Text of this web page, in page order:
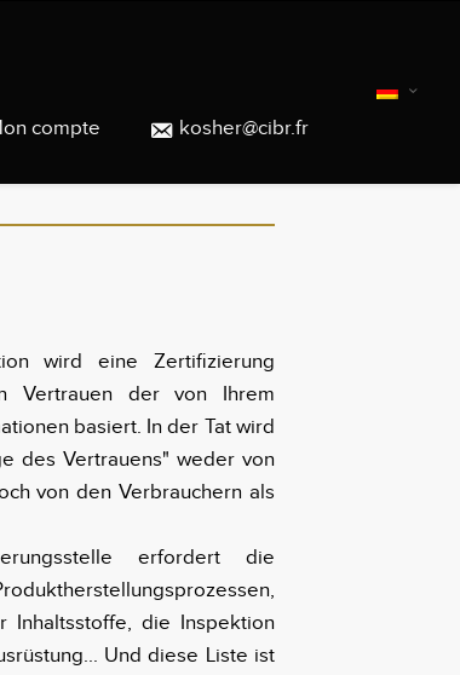
compte kosher@cibr.fr
wird eine Zertifizierung
Vertrauen der von Ihrem
basiert. In der Tat wird
des Vertrauens" weder von
von den Verbrauchern als
erfordert die
Inhaltsstoffe, die Inspektion
Und diese Liste ist